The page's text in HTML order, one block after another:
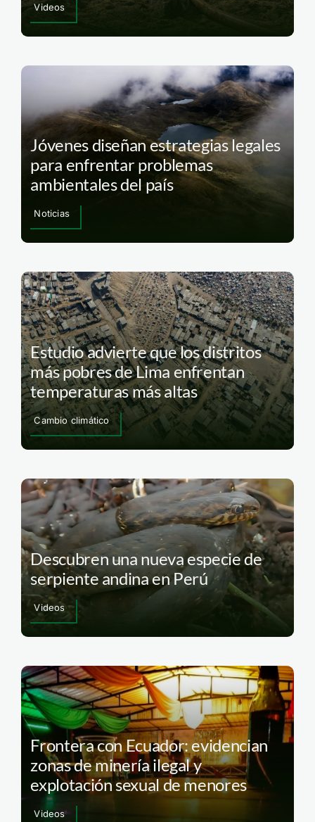
Videos
Jóvenes diseñan estrategias legales
para enfrentar problemas
ambientales del país
Noticias
Estudio advierte que los distritos
más pobres de Lima enfrentan
temperaturas más altas
Cambio climático
Descubren una nueva especie de
serpiente andina en Perú
Videos
Frontera con Ecuador: evidencian
zonas de minería ilegal y
explotación sexual de menores
Videos